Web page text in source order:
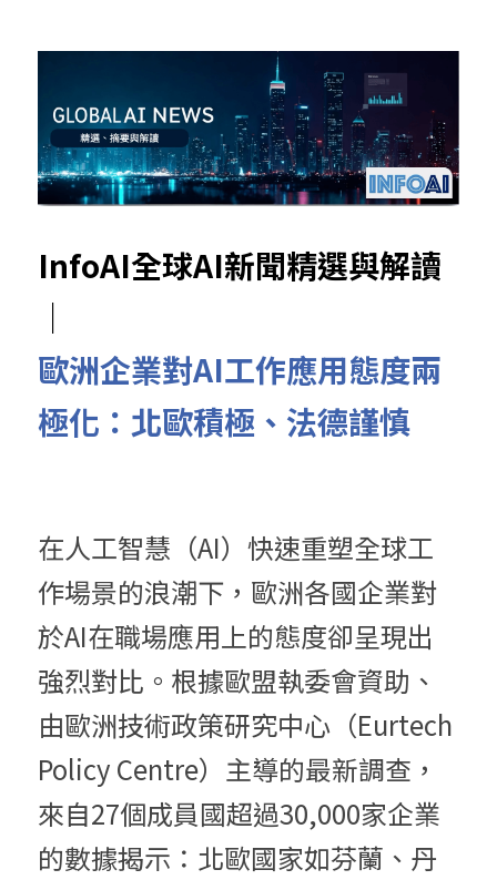
InfoAI全球AI新聞精選與解讀
｜
歐洲企業對AI工作應用態度兩
極化：北歐積極、法德謹慎
在人工智慧（AI）快速重塑全球工
作場景的浪潮下，歐洲各國企業對
於AI在職場應用上的態度卻呈現出
強烈對比。根據歐盟執委會資助、
由歐洲技術政策研究中心（Eurtech
Policy Centre）主導的最新調查，
來自27個成員國超過30,000家企業
的數據揭示：北歐國家如芬蘭、丹